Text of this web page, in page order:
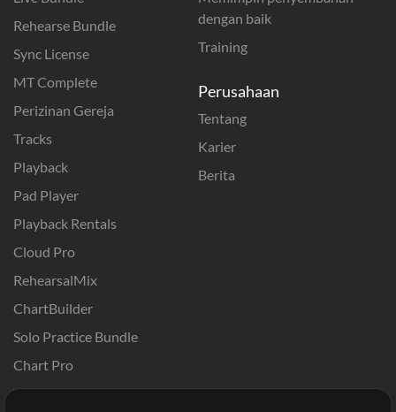
Rehearse Bundle
Sync License
MT Complete
Perizinan Gereja
Tracks
Playback
Pad Player
Playback Rentals
Cloud Pro
RehearsalMix
ChartBuilder
Solo Practice Bundle
Chart Pro
Template ProPresenter
dengan baik
Training
Perusahaan
Tentang
Karier
Berita